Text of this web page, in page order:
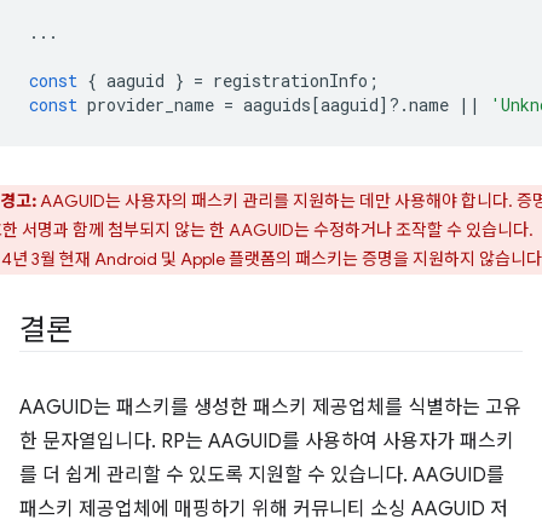
...
const { aaguid } = registrationInfo ;
const provider_name = aaguids [aaguid] ? .name ||
경고:AAGUID는 사용자의 패스키 관리를 지원하는 데만 사용해야 합니다. 증
서명과 함께 첨부되지 않는 한 AAGUID는 수정하거나 조작할 수 있습니다.
년 3월 현재 Android 및 Apple 플랫폼의 패스키는 증명을 지원하지 않습니
결론
AAGUID는 패스키를 생성한 패스키 제공업체를 식별하는 고유
한 문자열입니다. RP는 AAGUID를 사용하여 사용자가 패스키
를 더 쉽게 관리할 수 있도록 지원할 수 있습니다. AAGUID를
패스키 제공업체에 매핑하기 위해 커뮤니티 소싱 AAGUID 저